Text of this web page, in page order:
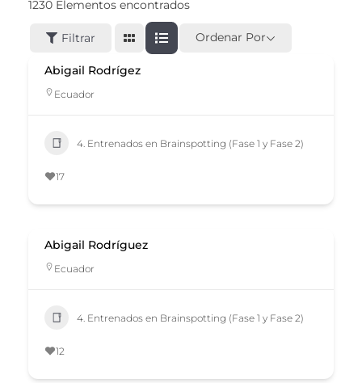
1230 Elementos encontrados
Filtrar Ordenar Por
Abigail Rodrígez
Ecuador
4. Entrenados en Brainspotting (Fase 1 y Fase 2)
17
Abigail Rodríguez
Ecuador
4. Entrenados en Brainspotting (Fase 1 y Fase 2)
12